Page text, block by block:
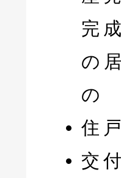
完
の
の
住
交